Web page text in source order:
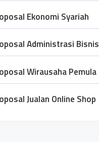
Ekonomi Syariah
Administrasi Bisnis
Wirausaha Pemula
Jualan Online Shop